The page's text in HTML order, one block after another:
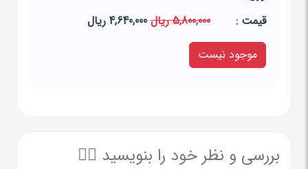
قيمت :
5,800,000 ریال
4,640,000 ریال
موجود نیست
بررسی و نظر خود را بنویسید ✍🏻